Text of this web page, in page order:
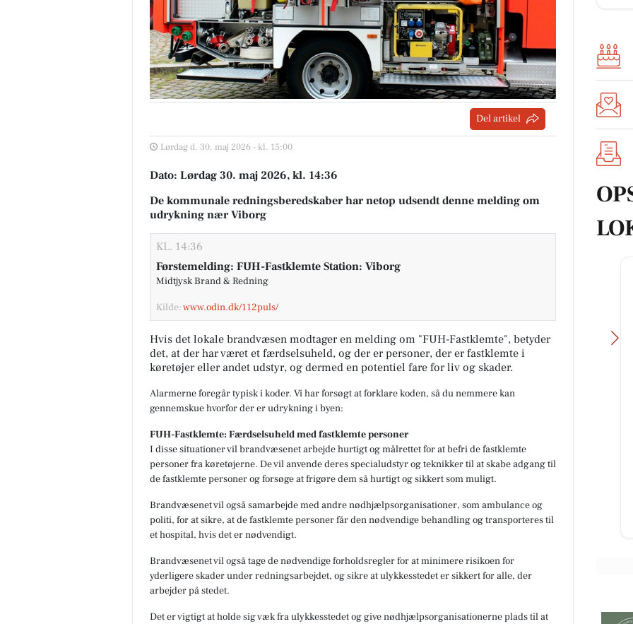
Del artikel
Lørdag d. 30. maj 2026 - kl. 15:00
Dato: Lørdag 30. maj 2026, kl. 14:36
De kommunale redningsberedskaber har netop udsendt denne melding om
udrykning nær Viborg
KL. 14:36
Førstemelding: FUH-Fastklemte Station: Viborg
Midtjysk Brand & Redning
Kilde:www.odin.dk/112puls/
Hvis det lokale brandvæsen modtager en melding om "FUH-Fastklemte", betyder
det, at der har været et færdselsuheld, og der er personer, der er fastklemte i
køretøjer eller andet udstyr, og dermed en potentiel fare for liv og skader.
Alarmerne foregår typisk i koder. Vi har forsøgt at forklare koden, så du nemmere kan
gennemskue hvorfor der er udrykning i byen:
FUH-Fastklemte: Færdselsuheld med fastklemte personer
I disse situationer vil brandvæsenet arbejde hurtigt og målrettet for at befri de fastklemte
personer fra køretøjerne. De vil anvende deres specialudstyr og teknikker til at skabe adgang til
de fastklemte personer og forsøge at frigøre dem så hurtigt og sikkert som muligt.
Brandvæsenet vil også samarbejde med andre nødhjælpsorganisationer, som ambulance og
politi, for at sikre, at de fastklemte personer får den nødvendige behandling og transporteres til
et hospital, hvis det er nødvendigt.
Brandvæsenet vil også tage de nødvendige forholdsregler for at minimere risikoen for
yderligere skader under redningsarbejdet, og sikre at ulykkesstedet er sikkert for alle, der
arbejder på stedet.
Det er vigtigt at holde sig væk fra ulykkesstedet og give nødhjælpsorganisationerne plads til at
HUSK ÅBENT LAGERSALG🧽 Med
masser af gode tilbud og en
GRATIS GAVE Torsdag den 6/8-
2026 Fra kl 13-17 Viborgvej 11F,
Åbn opslaget
Hejsa Jeg er så klar og glæder mig
til at hjælpe dig med nyt hår efter
en fantastisk skøn minderig
Åbn opslaget